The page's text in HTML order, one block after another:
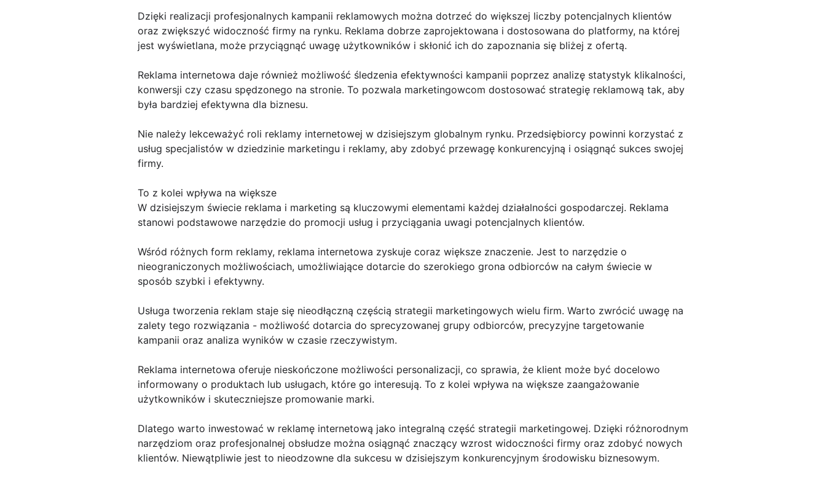
Dzięki realizacji profesjonalnych kampanii reklamowych można dotrzeć do większej liczby potencjalnych klientów
oraz zwiększyć widoczność firmy na rynku. Reklama dobrze zaprojektowana i dostosowana do platformy, na której
jest wyświetlana, może przyciągnąć uwagę użytkowników i skłonić ich do zapoznania się bliżej z ofertą.
Reklama internetowa daje również możliwość śledzenia efektywności kampanii poprzez analizę statystyk klikalności,
konwersji czy czasu spędzonego na stronie. To pozwala marketingowcom dostosować strategię reklamową tak, aby
była bardziej efektywna dla biznesu.
Nie należy lekceważyć roli reklamy internetowej w dzisiejszym globalnym rynku. Przedsiębiorcy powinni korzystać z
usług specjalistów w dziedzinie marketingu i reklamy, aby zdobyć przewagę konkurencyjną i osiągnąć sukces swojej
firmy.
To z kolei wpływa na większe
W dzisiejszym świecie reklama i marketing są kluczowymi elementami każdej działalności gospodarczej. Reklama
stanowi podstawowe narzędzie do promocji usług i przyciągania uwagi potencjalnych klientów.
Wśród różnych form reklamy, reklama internetowa zyskuje coraz większe znaczenie. Jest to narzędzie o
nieograniczonych możliwościach, umożliwiające dotarcie do szerokiego grona odbiorców na całym świecie w
sposób szybki i efektywny.
Usługa tworzenia reklam staje się nieodłączną częścią strategii marketingowych wielu firm. Warto zwrócić uwagę na
zalety tego rozwiązania - możliwość dotarcia do sprecyzowanej grupy odbiorców, precyzyjne targetowanie
kampanii oraz analiza wyników w czasie rzeczywistym.
Reklama internetowa oferuje nieskończone możliwości personalizacji, co sprawia, że klient może być docelowo
informowany o produktach lub usługach, które go interesują. To z kolei wpływa na większe zaangażowanie
użytkowników i skuteczniejsze promowanie marki.
Dlatego warto inwestować w reklamę internetową jako integralną część strategii marketingowej. Dzięki różnorodnym
narzędziom oraz profesjonalnej obsłudze można osiągnąć znaczący wzrost widoczności firmy oraz zdobyć nowych
klientów. Niewątpliwie jest to nieodzowne dla sukcesu w dzisiejszym konkurencyjnym środowisku biznesowym.